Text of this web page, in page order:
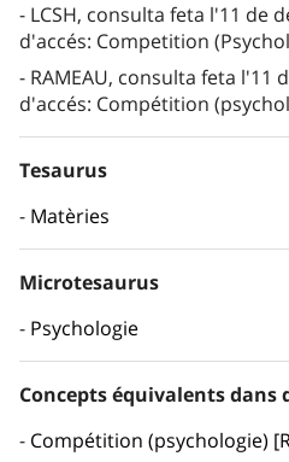
LCSH, consulta feta l'11 de
d'accés: Competition
RAMEAU, consulta feta l'11
d'accés: Compétition
Tesaurus
Matèries
Microtesaurus
Psychologie
Concepts équivalents dans
Compétition (psychologie)